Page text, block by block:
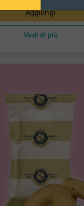
Aggiungi
Vedi di più